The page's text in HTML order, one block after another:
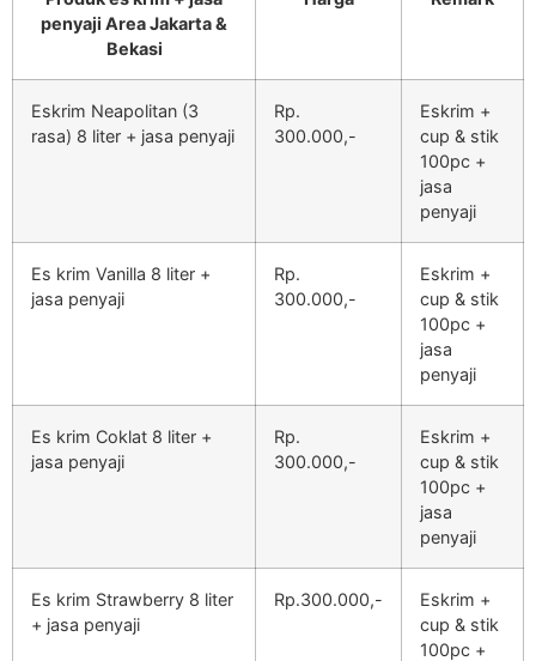
penyaji Area Jakarta &
Bekasi
Eskrim Neapolitan (3
rasa) 8 liter + jasa penyaji
Rp.
300.000,-
Eskrim +
cup & stik
100pc +
jasa
penyaji
Es krim Vanilla 8 liter +
jasa penyaji
Rp.
300.000,-
Eskrim +
cup & stik
100pc +
jasa
penyaji
Es krim Coklat 8 liter +
jasa penyaji
Rp.
300.000,-
Eskrim +
cup & stik
100pc +
jasa
penyaji
Es krim Strawberry 8 liter
+ jasa penyaji
Rp.300.000,-
Eskrim +
cup & stik
100pc +